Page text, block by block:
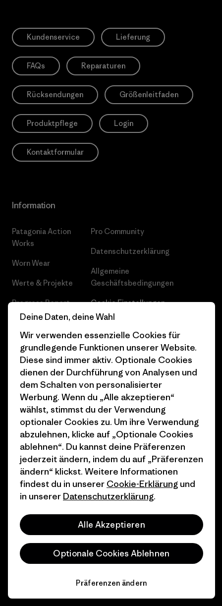
Kundenservice Lieferung
FAQs Reparaturen
Rücksendungen Größenleitfaden
Produktpflege Login
Kontaktformular
Information
Patagonia Action
Works
Worn Wear
Werte & Projekte
Progress Report
Business Unusual
Klimaziele
1% For The Planet
Wie wir finanzieren
Geschenkgutscheine
Stores in deiner
Nähe
Pro Community
Datenschutzerklärung
Allgemeine
Geschäftsbedingungen
Cookie Einstellungen
Karriere
Pressekontakt
Industry program
Affiliate-Programm
Patagonia Österreich
Seitenverzeichnis
© 2026 Patagonia, Inc. All Rights Reserved.
Deine Daten, deine Wahl
Wir verwenden essenzielle Cookies für
grundlegende Funktionen unserer Website.
Diese sind immer aktiv. Optionale Cookies
dienen der Durchführung von Analysen und
dem Schalten von personalisierter
Werbung. Wenn du „Alle akzeptieren“
wählst, stimmst du der Verwendung
optionaler Cookies zu. Um ihre Verwendung
abzulehnen, klicke auf „Optionale Cookies
ablehnen“. Du kannst deine Präferenzen
jederzeit ändern, indem du auf „Präferenzen
ändern“ klickst. Weitere Informationen
findest du in unserer Cookie-Erklärung und
in unserer Datenschutzerklärung.
Alle Akzeptieren
Optionale Cookies Ablehnen
Präferenzen ändern